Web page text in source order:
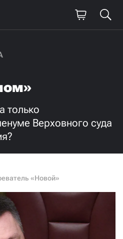
только
Верховного суда
«Новой»